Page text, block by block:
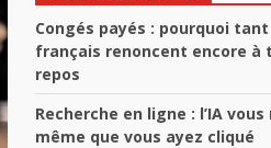
Congés payés : pourquoi
français renoncent encore à
repos
Recherche en ligne : l’IA
même que vous ayez cliqué